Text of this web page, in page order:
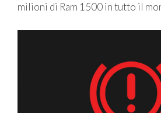
milioni di Ram 1500 in tutto il